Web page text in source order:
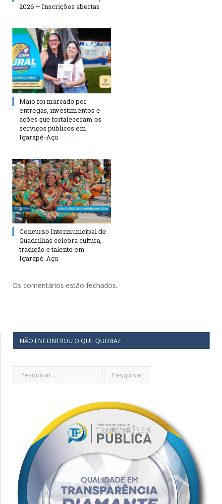
2026 – Inscrições abertas
Maio foi marcado por
entregas, investimentos e
ações que fortaleceram os
serviços públicos em
Igarapé-Açu
Concurso Intermunicipal de
Quadrilhas celebra cultura,
tradição e talento em
Igarapé-Açu
Os comentários estão fechados.
NÃO ENCONTROU O QUE QUERIA?